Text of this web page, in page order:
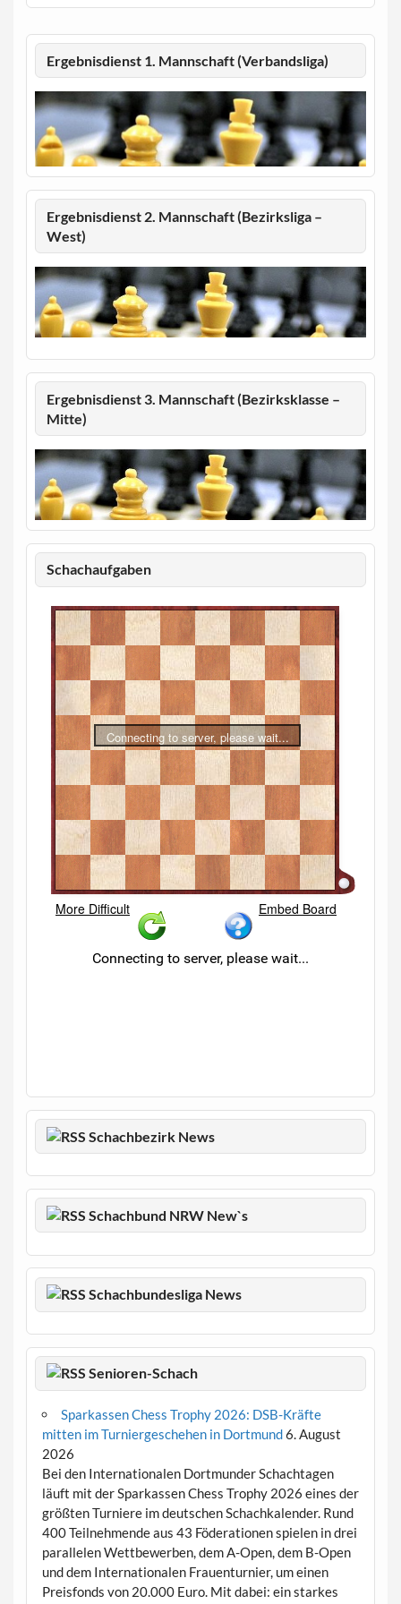
Ergebnisdienst 1. Mannschaft (Verbandsliga)
Ergebnisdienst 2. Mannschaft (Bezirksliga –
West)
Ergebnisdienst 3. Mannschaft (Bezirksklasse –
Mitte)
Schachaufgaben
Schachbezirk News
Schachbund NRW New`s
Schachbundesliga News
Senioren-Schach
Sparkassen Chess Trophy 2026: DSB-Kräfte
mitten im Turniergeschehen in Dortmund6. August
2026
Bei den Internationalen Dortmunder Schachtagen
läuft mit der Sparkassen Chess Trophy 2026 eines der
größten Turniere im deutschen Schachkalender. Rund
400 Teilnehmende aus 43 Föderationen spielen in drei
parallelen Wettbewerben, dem A-Open, dem B-Open
und dem Internationalen Frauenturnier, um einen
Preisfonds von 20.000 Euro. Mit dabei: ein starkes